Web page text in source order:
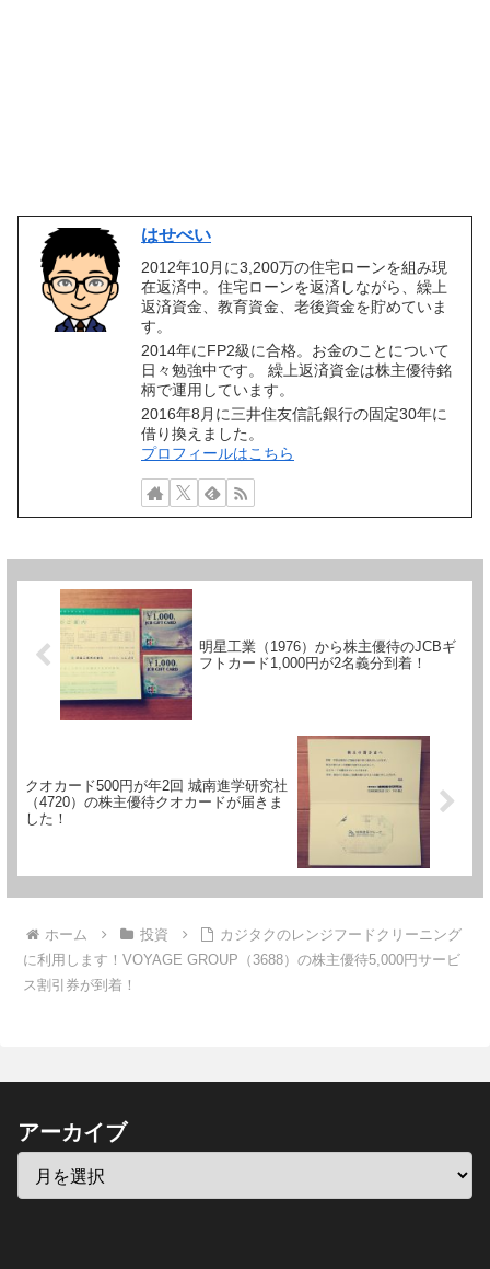
はせべい
2012年10月に3,200万の住宅ローンを組み現
在返済中。住宅ローンを返済しながら、繰上
返済資金、教育資金、老後資金を貯めていま
す。
2014年にFP2級に合格。お金のことについて
日々勉強中です。 繰上返済資金は株主優待銘
柄で運用しています。
2016年8月に三井住友信託銀行の固定30年に
借り換えました。
プロフィールはこちら
明星工業（1976）から株主優待のJCBギ
フトカード1,000円が2名義分到着！
クオカード500円が年2回 城南進学研究社
（4720）の株主優待クオカードが届きま
した！
ホーム 投資
カジタクのレンジフードクリーニング
に利用します！VOYAGE GROUP（3688）の株主優待5,000円サービ
ス割引券が到着！
アーカイブ